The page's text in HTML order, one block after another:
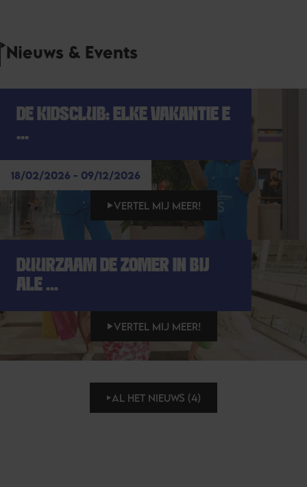
Nieuws & Events
DE KIDSCLUB: ELKE VAKANTIE E
...
18/02/2026 - 09/12/2026
VERTEL MIJ MEER!
DUURZAAM DE ZOMER IN BIJ
ALE ...
VERTEL MIJ MEER!
AL HET NIEUWS (4)